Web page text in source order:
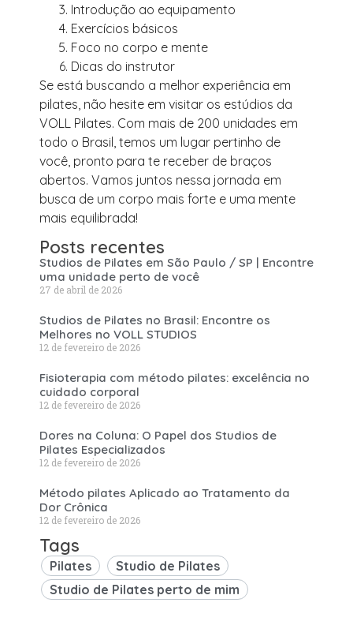
Introdução ao equipamento
Exercícios básicos
Foco no corpo e mente
Dicas do instrutor
Se está buscando a melhor experiência em
pilates, não hesite em visitar os estúdios da
VOLL Pilates. Com mais de 200 unidades em
todo o Brasil, temos um lugar pertinho de
você, pronto para te receber de braços
abertos. Vamos juntos nessa jornada em
busca de um corpo mais forte e uma mente
mais equilibrada!
Posts recentes
Studios de Pilates em São Paulo / SP | Encontre
uma unidade perto de você
27 de abril de 2026
Studios de Pilates no Brasil: Encontre os
Melhores no VOLL STUDIOS
12 de fevereiro de 2026
Fisioterapia com método pilates: excelência no
cuidado corporal
12 de fevereiro de 2026
Dores na Coluna: O Papel dos Studios de
Pilates Especializados
12 de fevereiro de 2026
Método pilates Aplicado ao Tratamento da
Dor Crônica
12 de fevereiro de 2026
Tags
Pilates
Studio de Pilates
Studio de Pilates perto de mim